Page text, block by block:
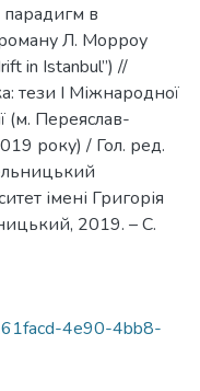
в
роману Л. Морроу
in Istanbul”) //
тези І Міжнародної
(м. Переяслав-
року) / Гол. ред.
імені Григорія
2019. – С.
4e90-4bb8-